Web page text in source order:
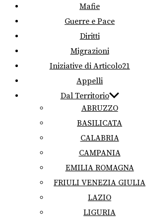
Mafie
Guerre e Pace
Diritti
Migrazioni
Iniziative di Articolo21
Appelli
Dal Territorio
ABRUZZO
BASILICATA
CALABRIA
CAMPANIA
EMILIA ROMAGNA
FRIULI VENEZIA GIULIA
LAZIO
LIGURIA